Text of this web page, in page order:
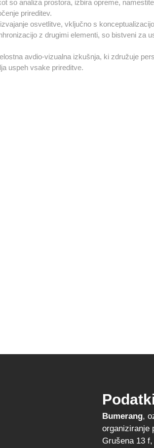
so analiza prostora, izbira opreme,
prireditev.
osvetlitve, vključno s
z drugimi elementi, so bistveni za
avdio-vizualna izkušnja, ki združuje
uspeh vsake prireditve.
Bumerang,
organiziranje
Grušena 13